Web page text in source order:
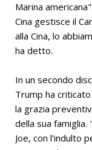
Marina
Cina gestisce il
alla Cina, lo
ha detto.
In un secondo
Trump ha
la grazia
della sua
Joe, con l'indulto